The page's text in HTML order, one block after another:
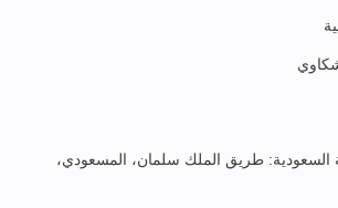
السعودية: طريق الملك سلمان، المسعودي،